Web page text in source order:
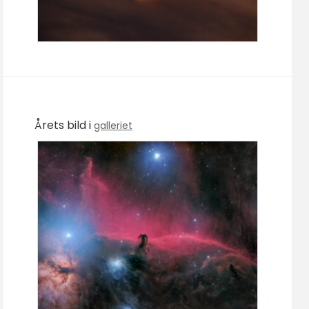
Årets bild i galleriet